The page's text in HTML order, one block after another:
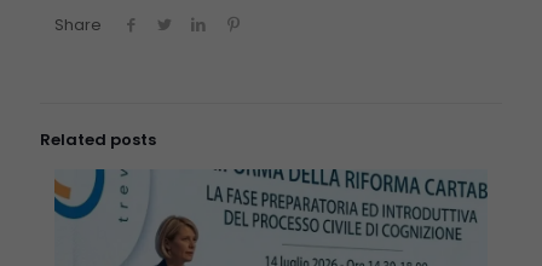
Share
Related posts
In order for
us to
improve the